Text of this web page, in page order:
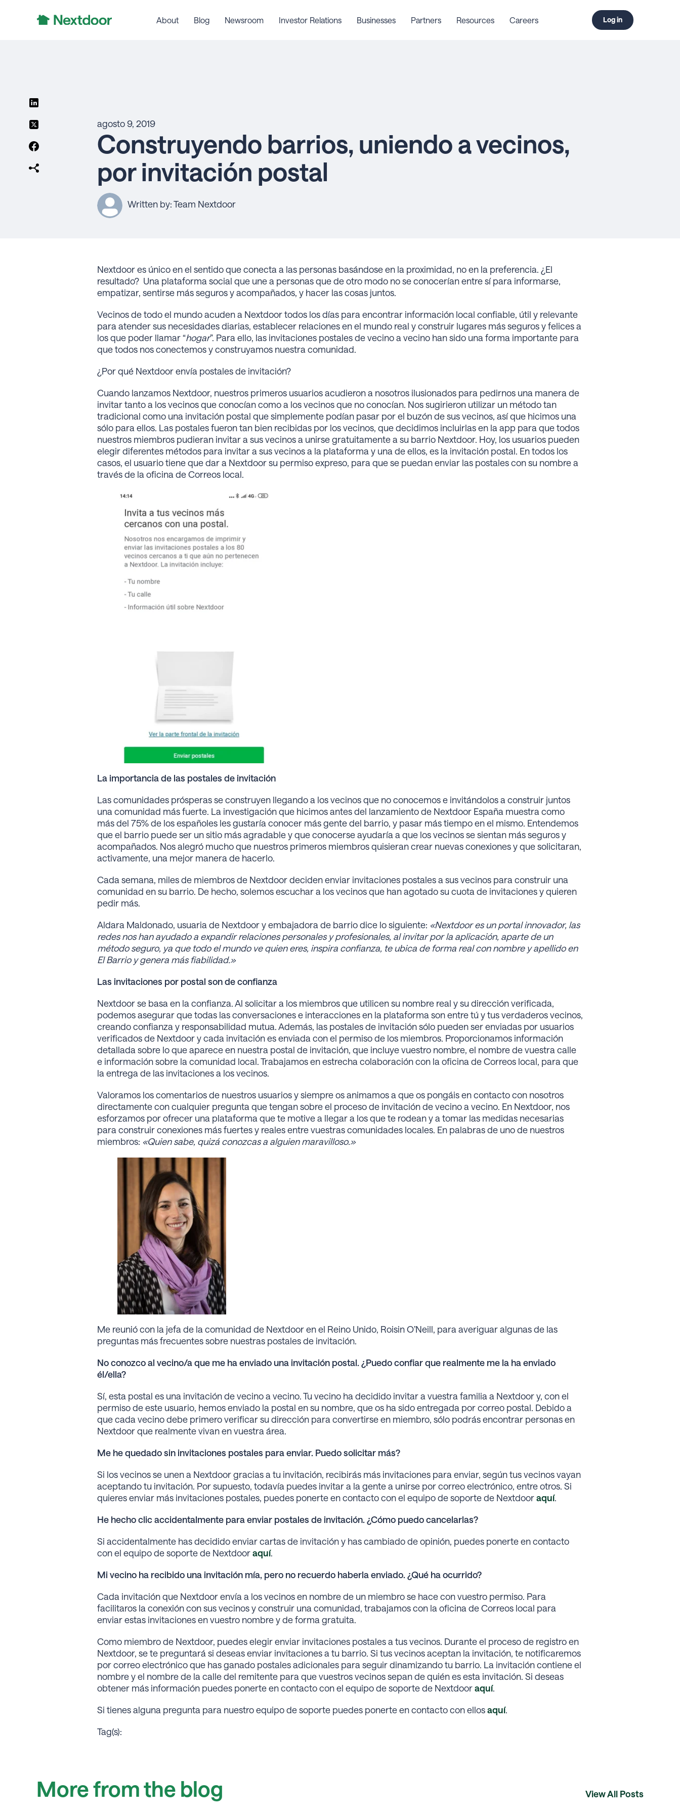
About Blog Newsroom Investor Relations Businesses Partners Resources Careers Log in
agosto 9, 2019
Construyendo barrios, uniendo a vecinos,
por invitación postal
Written by: Team Nextdoor
Nextdoor es único en el sentido que conecta a las personas basándose en la proximidad, no en la preferencia. ¿El
resultado? Una plataforma social que une a personas que de otro modo no se conocerían entre sí para informarse,
empatizar, sentirse más seguros y acompañados, y hacer las cosas juntos.
Vecinos de todo el mundo acuden a Nextdoor todos los días para encontrar información local confiable, útil y relevante
para atender sus necesidades diarias, establecer relaciones en el mundo real y construir lugares más seguros y felices a
los que poder llamar “hogar”. Para ello, las invitaciones postales de vecino a vecino han sido una forma importante para
que todos nos conectemos y construyamos nuestra comunidad.
¿Por qué Nextdoor envía postales de invitación?
Cuando lanzamos Nextdoor, nuestros primeros usuarios acudieron a nosotros ilusionados para pedirnos una manera de
invitar tanto a los vecinos que conocían como a los vecinos que no conocían. Nos sugirieron utilizar un método tan
tradicional como una invitación postal que simplemente podían pasar por el buzón de sus vecinos, así que hicimos una
sólo para ellos. Las postales fueron tan bien recibidas por los vecinos, que decidimos incluirlas en la app para que todos
nuestros miembros pudieran invitar a sus vecinos a unirse gratuitamente a su barrio Nextdoor. Hoy, los usuarios pueden
elegir diferentes métodos para invitar a sus vecinos a la plataforma y una de ellos, es la invitación postal. En todos los
casos, el usuario tiene que dar a Nextdoor su permiso expreso, para que se puedan enviar las postales con su nombre a
través de la oficina de Correos local.
La importancia de las postales de invitación
Las comunidades prósperas se construyen llegando a los vecinos que no conocemos e invitándolos a construir juntos
una comunidad más fuerte. La investigación que hicimos antes del lanzamiento de Nextdoor España muestra como
más del 75% de los españoles les gustaría conocer más gente del barrio, y pasar más tiempo en el mismo. Entendemos
que el barrio puede ser un sitio más agradable y que conocerse ayudaría a que los vecinos se sientan más seguros y
acompañados. Nos alegró mucho que nuestros primeros miembros quisieran crear nuevas conexiones y que solicitaran,
activamente, una mejor manera de hacerlo.
Cada semana, miles de miembros de Nextdoor deciden enviar invitaciones postales a sus vecinos para construir una
comunidad en su barrio. De hecho, solemos escuchar a los vecinos que han agotado su cuota de invitaciones y quieren
pedir más.
Aldara Maldonado, usuaria de Nextdoor y embajadora de barrio dice lo siguiente: «Nextdoor es un portal innovador, las
redes nos han ayudado a expandir relaciones personales y profesionales, al invitar por la aplicación, aparte de un
método seguro, ya que todo el mundo ve quien eres, inspira confianza, te ubica de forma real con nombre y apellido en
El Barrio y genera más fiabilidad.»
Las invitaciones por postal son de confianza
Nextdoor se basa en la confianza. Al solicitar a los miembros que utilicen su nombre real y su dirección verificada,
podemos asegurar que todas las conversaciones e interacciones en la plataforma son entre tú y tus verdaderos vecinos,
creando confianza y responsabilidad mutua. Además, las postales de invitación sólo pueden ser enviadas por usuarios
verificados de Nextdoor y cada invitación es enviada con el permiso de los miembros. Proporcionamos información
detallada sobre lo que aparece en nuestra postal de invitación, que incluye vuestro nombre, el nombre de vuestra calle
e información sobre la comunidad local. Trabajamos en estrecha colaboración con la oficina de Correos local, para que
la entrega de las invitaciones a los vecinos.
Valoramos los comentarios de nuestros usuarios y siempre os animamos a que os pongáis en contacto con nosotros
directamente con cualquier pregunta que tengan sobre el proceso de invitación de vecino a vecino. En Nextdoor, nos
esforzamos por ofrecer una plataforma que te motive a llegar a los que te rodean y a tomar las medidas necesarias
para construir conexiones más fuertes y reales entre vuestras comunidades locales. En palabras de uno de nuestros
miembros: «Quien sabe, quizá conozcas a alguien maravilloso.»
Me reunió con la jefa de la comunidad de Nextdoor en el Reino Unido, Roisin O’Neill, para averiguar algunas de las
preguntas más frecuentes sobre nuestras postales de invitación.
No conozco al vecino/a que me ha enviado una invitación postal. ¿Puedo confiar que realmente me la ha enviado
él/ella?
Sí, esta postal es una invitación de vecino a vecino. Tu vecino ha decidido invitar a vuestra familia a Nextdoor y, con el
permiso de este usuario, hemos enviado la postal en su nombre, que os ha sido entregada por correo postal. Debido a
que cada vecino debe primero verificar su dirección para convertirse en miembro, sólo podrás encontrar personas en
Nextdoor que realmente vivan en vuestra área.
Me he quedado sin invitaciones postales para enviar. Puedo solicitar más?
Si los vecinos se unen a Nextdoor gracias a tu invitación, recibirás más invitaciones para enviar, según tus vecinos vayan
aceptando tu invitación. Por supuesto, todavía puedes invitar a la gente a unirse por correo electrónico, entre otros. Si
quieres enviar más invitaciones postales, puedes ponerte en contacto con el equipo de soporte de Nextdooraquí.
He hecho clic accidentalmente para enviar postales de invitación. ¿Cómo puedo cancelarlas?
Si accidentalmente has decidido enviar cartas de invitación y has cambiado de opinión, puedes ponerte en contacto
con el equipo de soporte de Nextdooraquí.
Mi vecino ha recibido una invitación mía, pero no recuerdo haberla enviado. ¿Qué ha ocurrido?
Cada invitación que Nextdoor envía a los vecinos en nombre de un miembro se hace con vuestro permiso. Para
facilitaros la conexión con sus vecinos y construir una comunidad, trabajamos con la oficina de Correos local para
enviar estas invitaciones en vuestro nombre y de forma gratuita.
Como miembro de Nextdoor, puedes elegir enviar invitaciones postales a tus vecinos. Durante el proceso de registro en
Nextdoor, se te preguntará si deseas enviar invitaciones a tu barrio. Si tus vecinos aceptan la invitación, te notificaremos
por correo electrónico que has ganado postales adicionales para seguir dinamizando tu barrio. La invitación contiene el
nombre y el nombre de la calle del remitente para que vuestros vecinos sepan de quién es esta invitación. Si deseas
obtener más información puedes ponerte en contacto con el equipo de soporte de Nextdooraquí.
Si tienes alguna pregunta para nuestro equipo de soporte puedes ponerte en contacto con ellosaquí.
Tag(s):
More from the blog View All Posts